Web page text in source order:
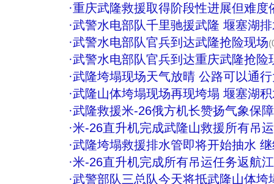
·重庆武隆救援取得阶段性进展但难度
·武警水电部队千里驰援武隆 堰塞湖
·武警水电部队官兵到达武隆抢险现场
·武警水电部队官兵到达重庆武隆抢险
·武隆垮塌现场天气放晴 公路可以通
·武隆山体垮塌现场再现垮塌 堰塞湖
·武隆救援米-26俄方机长赞扬气象保
·米-26直升机完成武隆山救援所有吊
·武隆垮塌救援排水管即将开始抽水
·米-26直升机完成所有吊运任务返航
·武警部队三总队今天将抵武隆山体垮